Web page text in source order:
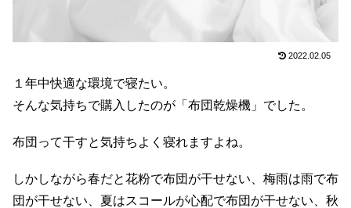
2022.02.05
１年中快適な環境で寝たい。
そんな気持ちで購入したのが「布団乾燥機」でした。
布団って干すと気持ちよく寝れますよね。
しかしながら春だと花粉で布団が干せない、梅雨は雨で布
団が干せない、夏はスコールが心配で布団が干せない、秋